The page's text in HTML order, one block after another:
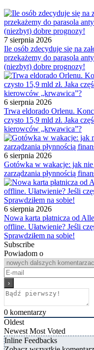
7 sierpnia 2026
Ile osób zdecyduje się na
przekażemy do parasola
(niezbyt) dobre prognozy!
6 sierpnia 2026
Trwa eldorado Orlenu.
czysto 15,9 mld zł. Jaka
kierowców „krwawica”?
6 sierpnia 2026
Gotówka w wakacje: jak nie
zarządzania płynnością
6 sierpnia 2026
Nowa karta płatnicza od
offline. Ułatwienie? Jeśli
Sprawdziłem na sobie!
Subscribe
Powiadom o
0 komentarzy
Oldest
Newest Most Voted
Inline Feedbacks